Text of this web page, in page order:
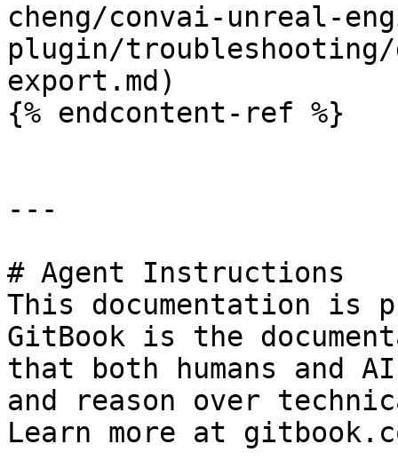
cheng/convai-unreal-
plugin/
export.md)
{% endcontent-ref %}
---
# Agent Instructions
This documentation is
GitBook is the
that both humans and
and reason over
Learn more at